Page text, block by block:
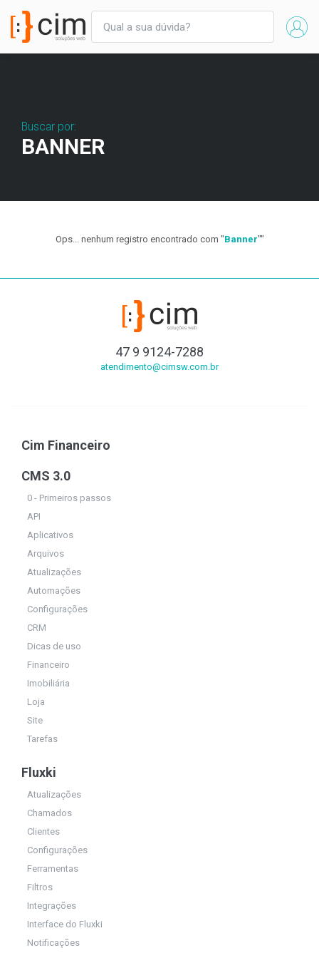
Buscar por:
BANNER
Ops... nenhum registro encontrado com "Banner""
47 9 9124-7288
atendimento@cimsw.com.br
Cim Financeiro
CMS 3.0
0 - Primeiros passos
API
Aplicativos
Arquivos
Atualizações
Automações
Configurações
CRM
Dicas de uso
Financeiro
Imobiliária
Loja
Site
Tarefas
Fluxki
Atualizações
Chamados
Clientes
Configurações
Ferramentas
Filtros
Integrações
Interface do Fluxki
Notificações